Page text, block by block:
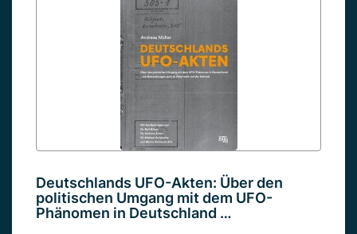
Deutschlands UFO-Akten: Über den
politischen Umgang mit dem UFO-
Phänomen in Deutschland …